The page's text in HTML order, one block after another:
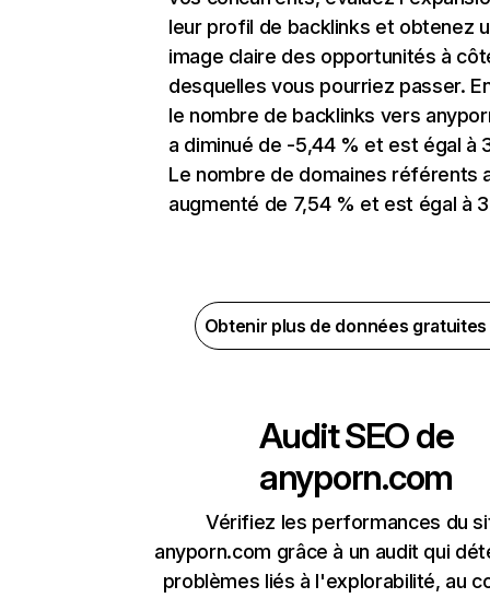
leur profil de backlinks et obtenez
image claire des opportunités à
desquelles vous pourriez passer.
le nombre de backlinks vers
a diminué de -5,44 % et est égal à
Le nombre de domaines référents
augmenté de 7,54 % et est égal à
Obtenir plus de données
Audit SEO de
anyporn.com
Vérifiez les performances du
anyporn.com grâce à un audit qui
problèmes liés à l'explorabilité, au